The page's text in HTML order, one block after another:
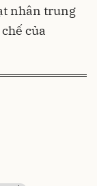
nhân trung
của